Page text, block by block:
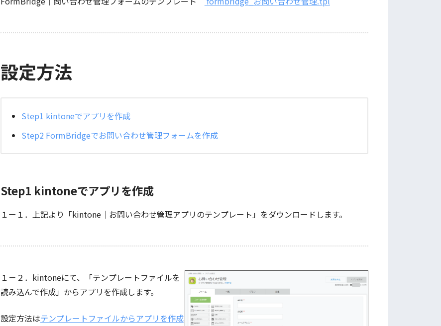
設定方法
Step1 kintoneでアプリを作成
Step2 FormBridgeでお問い合わせ管理フォームを作成
Step1 kintoneでアプリを作成
１ー１．上記より「kintone｜お問い合わせ管理アプリのテンプレート」をダウンロードします。
１－２．kintoneにて、「テンプレートファイルを
読み込んで作成」からアプリを作成します。
設定方法はテンプレートファイルからアプリを作成